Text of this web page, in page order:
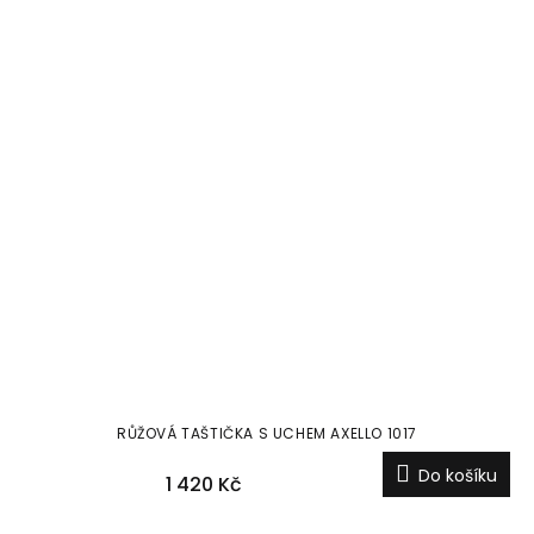
RŮŽOVÁ TAŠTIČKA S UCHEM AXELLO 1017
1 420 Kč Do košíku